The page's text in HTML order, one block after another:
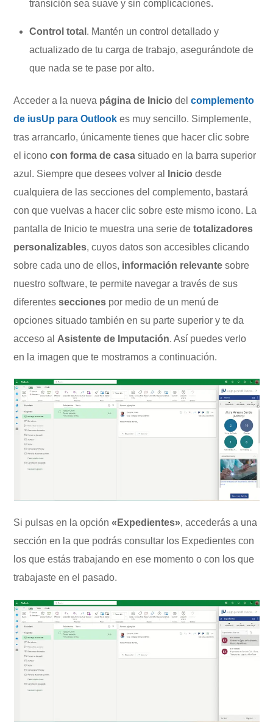
transición sea suave y sin complicaciones.
Control total . Mantén un control detallado y
actualizado de tu carga de trabajo, asegurándote de
que nada se te pase por alto.
Acceder a la nueva página de Inicio delcomplemento
de iusUp para Outlook es muy sencillo. Simplemente,
tras arrancarlo, únicamente tienes que hacer clic sobre
el iconocon forma de casa situado en la barra superior
azul. Siempre que desees volver al
Inicio desde
cualquiera de las secciones del complemento, bastará
con que vuelvas a hacer clic sobre este mismo icono. La
pantalla de Inicio te muestra una serie detotalizadores
personalizables, cuyos datos son accesibles clicando
sobre cada uno de ellos, información relevantesobre
nuestro software, te permite navegar a través de sus
diferentessecciones por medio de un menú de
opciones situado también en su parte superior y te da
acceso al Asistente de Imputación. Así puedes verlo
en la imagen que te mostramos a continuación.
Si pulsas en la opción«Expedientes», accederás a una
sección en la que podrás consultar los Expedientes con
los que estás trabajando en ese momento o con los que
trabajaste en el pasado.